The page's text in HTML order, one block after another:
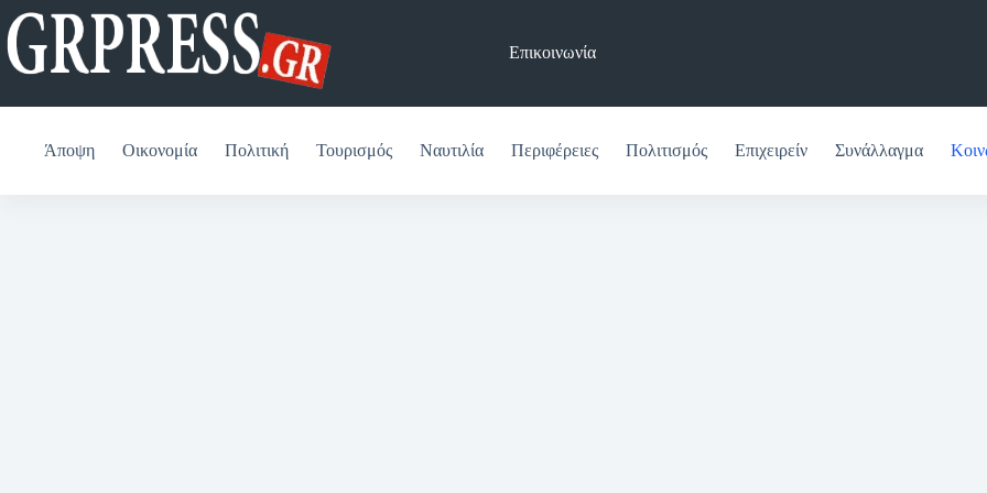
Μετάβαση
στο
περιεχόμενο
Επικοινωνία
Άποψη Οικονομία Πολιτική Τουρισμός Ναυτιλία Περιφέρειες Πολιτισμός Επιχειρείν Συνάλλαγμα